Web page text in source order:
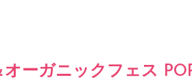
ーガニックフェス